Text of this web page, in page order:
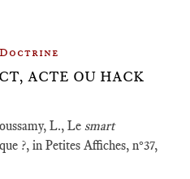
ACTE OU HACK
L., Le smart
?, in Petites Affiches, n°37,